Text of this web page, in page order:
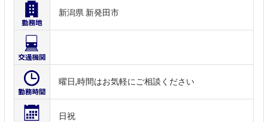
新潟県 新発田市
曜日,時間はお気軽にご相談ください
日祝